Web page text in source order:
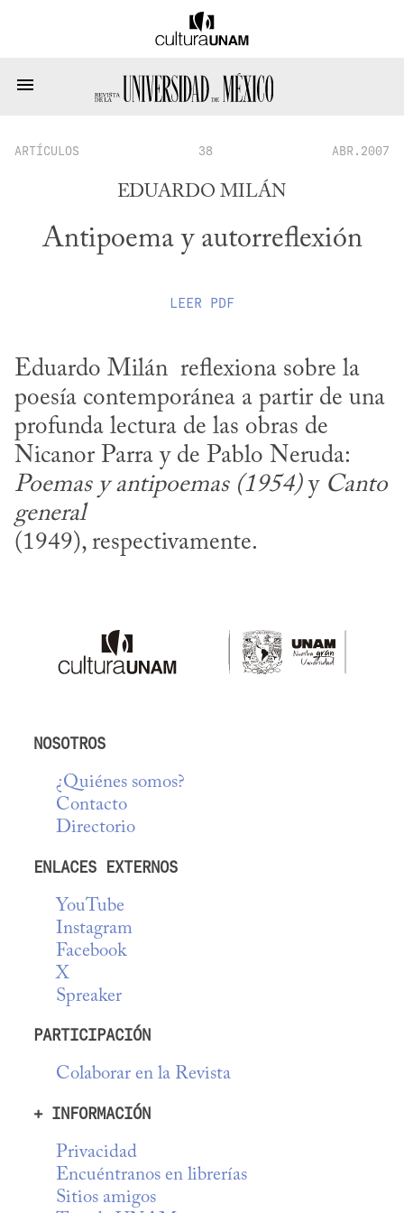
ARTÍCULOS 38 ABR.2007
EDUARDO MILÁN
Antipoema y autorreflexión
LEER PDF
Eduardo Milán  reflexiona sobre la
poesía contemporánea a partir de una
profunda lectura de las obras de
Poemas y antipoemas (1954) y Canto
general
(1949), respectivamente.
NOSOTROS
¿Quiénes somos?
Contacto
Directorio
ENLACES EXTERNOS
YouTube
Instagram
Facebook
X
Spreaker
PARTICIPACIÓN
Colaborar en la Revista
+ INFORMACIÓN
Privacidad
Encuéntranos en librerías
Sitios amigos